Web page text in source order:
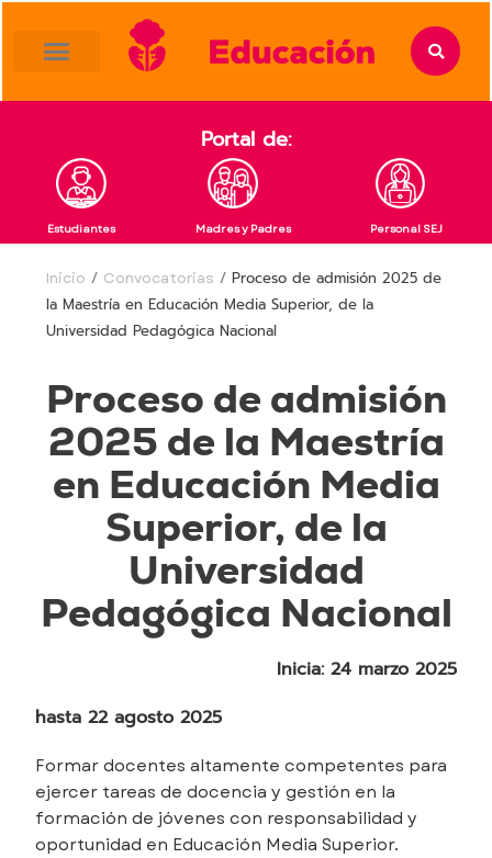
Portal de:
Estudiantes Madres y Padres Personal SEJ
Inicio / Convocatorias / Proceso de admisión 2025 de
la Maestría en Educación Media Superior, de la
Universidad Pedagógica Nacional
Proceso de admisión
2025 de la Maestría
en Educación Media
Superior, de la
Universidad
Pedagógica Nacional
Inicia: 24 marzo 2025
hasta 22 agosto 2025
Formar docentes altamente competentes para
ejercer tareas de docencia y gestión en la
formación de jóvenes con responsabilidad y
oportunidad en Educación Media Superior.